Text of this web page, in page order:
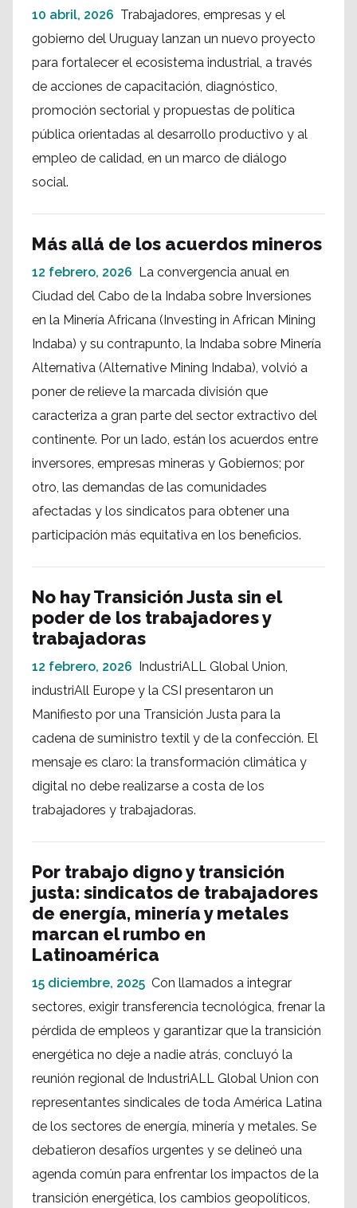
10 abril, 2026 Trabajadores, empresas y el
gobierno del Uruguay lanzan un nuevo proyecto
para fortalecer el ecosistema industrial, a través
de acciones de capacitación, diagnóstico,
promoción sectorial y propuestas de política
pública orientadas al desarrollo productivo y al
empleo de calidad, en un marco de diálogo
social.
Más allá de los acuerdos mineros
12 febrero, 2026 La convergencia anual en
Ciudad del Cabo de la Indaba sobre Inversiones
en la Minería Africana (Investing in African Mining
Indaba) y su contrapunto, la Indaba sobre Minería
Alternativa (Alternative Mining Indaba), volvió a
poner de relieve la marcada división que
caracteriza a gran parte del sector extractivo del
continente. Por un lado, están los acuerdos entre
inversores, empresas mineras y Gobiernos; por
otro, las demandas de las comunidades
afectadas y los sindicatos para obtener una
participación más equitativa en los beneficios.
No hay Transición Justa sin el
poder de los trabajadores y
trabajadoras
12 febrero, 2026 IndustriALL Global Union,
industriAll Europe y la CSI presentaron un
Manifiesto por una Transición Justa para la
cadena de suministro textil y de la confección. El
mensaje es claro: la transformación climática y
digital no debe realizarse a costa de los
trabajadores y trabajadoras.
Por trabajo digno y transición
justa: sindicatos de trabajadores
de energía, minería y metales
marcan el rumbo en
Latinoamérica
15 diciembre, 2025 Con llamados a integrar
sectores, exigir transferencia tecnológica, frenar la
pérdida de empleos y garantizar que la transición
energética no deje a nadie atrás, concluyó la
reunión regional de IndustriALL Global Union con
representantes sindicales de toda América Latina
de los sectores de energía, minería y metales. Se
debatieron desafíos urgentes y se delineó una
agenda común para enfrentar los impactos de la
transición energética, los cambios geopolíticos,